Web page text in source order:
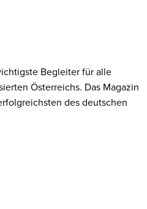
Begleiter für alle
Österreichs. Das Magazin
des deutschen